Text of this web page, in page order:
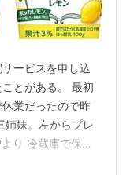
ービスを申し込
とがある。 最初
業だったので昨
姉妹。左からプレ
り 冷蔵庫で保冷